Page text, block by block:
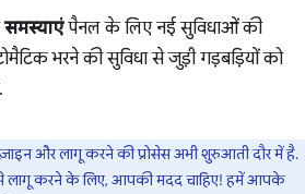
समस्याएंपैनल के लिए नई सुविधाओं की
भरने की सुविधा से जुड़ी गड़बड़ियों को
और लागू करने की प्रोसेस अभी शुरुआती दौर में है.
लागू करने के लिए, आपकी मदद चाहिए! हमें आपके